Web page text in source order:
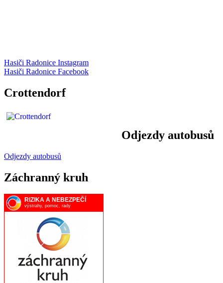
Hasiči Radonice Instagram
Hasiči Radonice Facebook
Crottendorf
Odjezdy autobusů
Odjezdy autobusů
Záchranný kruh